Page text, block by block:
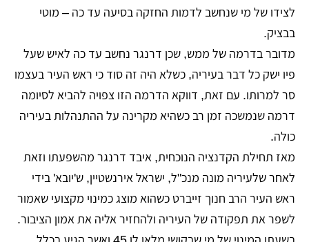
לצידו של מי שנחשב לדמות החזקה בסיעה עד כה – מוטי
בבציק.
מדובר בדרמה של ממש, שכן דרנגר נחשב עד כה לאיש שעל
פיו ישק כל דבר בעיריה, כשלא היה זה סוד כי ראש העיר בעצמו
סר למרותו. עם זאת, דווקא הדרמה הזו צפויה להביא לסיומה
דרמה שנמשכה זמן רב כשהיא מקרינה על ההתנהלות בעיריה
כולה.
מאז תחילת הקדנציה הנוכחית, איבד דרנגר מהשפעתו וזאת
לאחר שלעיריה מונה מנכ"ל, ישראל אירנשטיין, ש'יובא' בידי
ראש העיר הרב חנוך זייברט כשהוא מוצג כמינוי מקצועי שאמור
לשפר את תפקודה של העיריה ולהחזיר אליה את אמון הציבור.